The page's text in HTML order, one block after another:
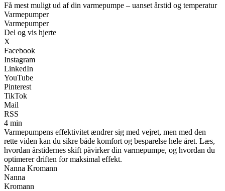
Få mest muligt ud af din varmepumpe – uanset årstid og temperatur
Varmepumper
Varmepumper
Del og vis hjerte
X
Facebook
Instagram
LinkedIn
YouTube
Pinterest
TikTok
Mail
RSS
4 min
Varmepumpens effektivitet ændrer sig med vejret, men med den
rette viden kan du sikre både komfort og besparelse hele året. Læs,
hvordan årstidernes skift påvirker din varmepumpe, og hvordan du
optimerer driften for maksimal effekt.
Nanna Kromann
Nanna
Kromann